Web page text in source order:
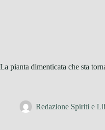
La pianta dimenticata che sta
Redazione Spiriti e